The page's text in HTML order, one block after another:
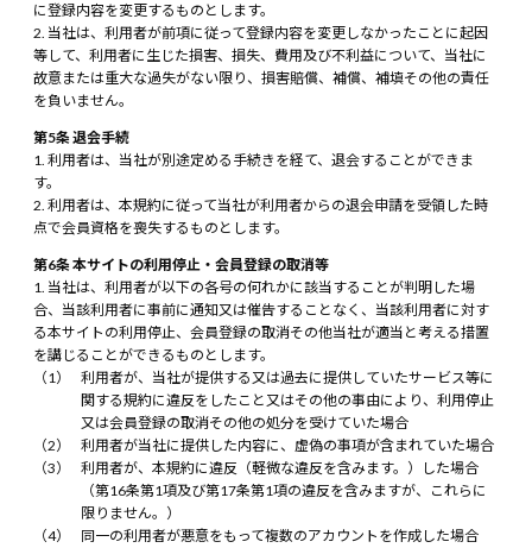
に登録内容を変更するものとします。
当社は、利用者が前項に従って登録内容を変更しなかったことに起因
等して、利用者に生じた損害、損失、費用及び不利益について、当社に
故意または重大な過失がない限り、損害賠償、補償、補填その他の責任
を負いません。
第5条 退会手続
利用者は、当社が別途定める手続きを経て、退会することができま
す。
利用者は、本規約に従って当社が利用者からの退会申請を受領した時
点で会員資格を喪失するものとします。
第6条 本サイトの利用停止・会員登録の取消等
当社は、利用者が以下の各号の何れかに該当することが判明した場
合、当該利用者に事前に通知又は催告することなく、当該利用者に対す
る本サイトの利用停止、会員登録の取消その他当社が適当と考える措置
を講じることができるものとします。
利用者が、当社が提供する又は過去に提供していたサービス等に
関する規約に違反をしたこと又はその他の事由により、利用停止
又は会員登録の取消その他の処分を受けていた場合
利用者が当社に提供した内容に、虚偽の事項が含まれていた場合
利用者が、本規約に違反（軽微な違反を含みます。）した場合
（第16条第1項及び第17条第1項の違反を含みますが、これらに
限りません。）
同一の利用者が悪意をもって複数のアカウントを作成した場合